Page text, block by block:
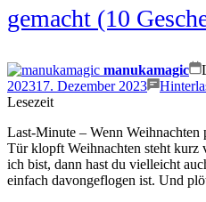
gemacht (10
manukamagic
202317. Dezember 2023
Lesezeit
Last-Minute – Wenn
Tür klopft Weihnachten steht
ich bist, dann hast du vielleicht
einfach davongeflogen ist. Und